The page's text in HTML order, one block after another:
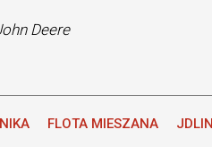
Deere
FLOTA MIESZANA